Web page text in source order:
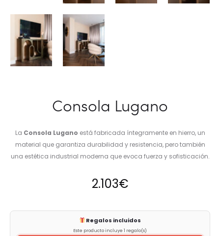
Consola Lugano
La Consola Lugano está fabricada íntegramente en hierro, un
material que garantiza durabilidad y resistencia, pero también
una estética industrial moderna que evoca fuerza y sofisticación.
2.103€
Regalos incluidos
Este producto incluye 1 regalo(s)